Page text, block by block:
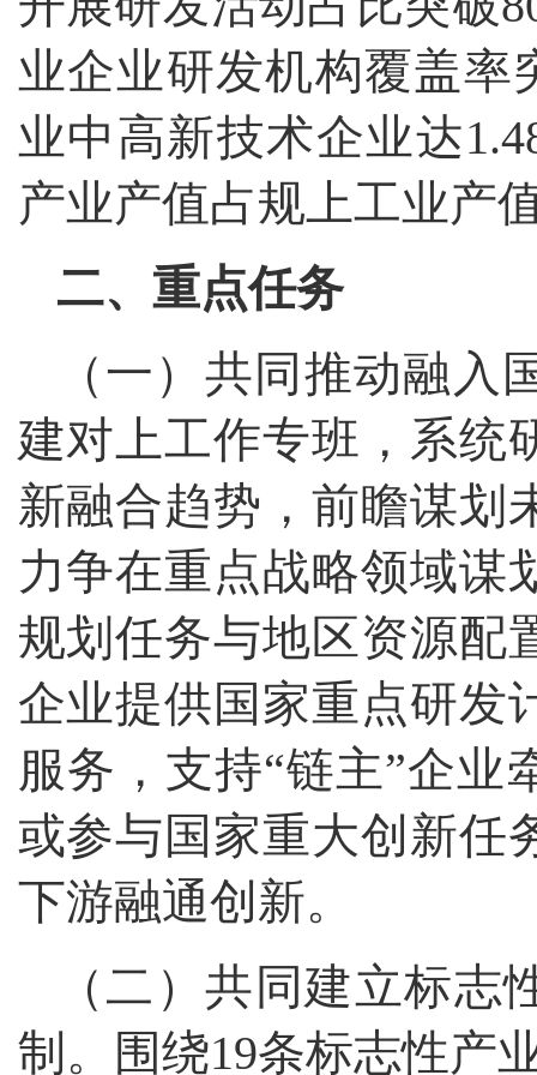
业企业研发机构覆盖率
业中高新技术企业达
产业产值占规上工业产
二、重点任务
（一）共同推动融
建对上工作专班，系统
新融合趋势，前瞻谋划
力争在重点战略领域谋
规划任务与地区资源配
企业提供国家重点研发
服务，支持“链主”企业
或参与国家重大创新任
下游融通创新。
（二）共同建立标志
制。围绕19条标志性产